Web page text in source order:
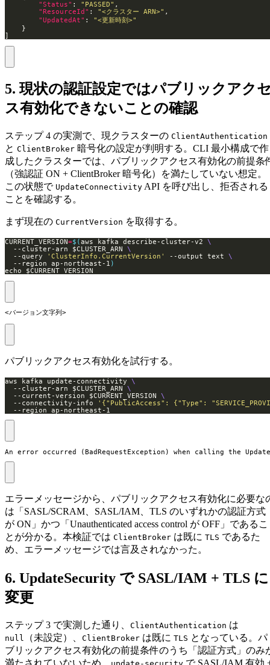
"Status" : "PASSED"
"ResourceId" : "<クラスター ARN>"
"UpdatedAt" : "<更新時刻>"
]
5. 現状の認証設定ではパブリックアク
ス有効化できないことの確認
ステップ 4 の実測で、現クラスターの ClientAuthentication
と ClientBroker 暗号化の設定が判明する。CLI 最小構成で作
成したクラスターでは、パブリックアクセス有効化の前提条
（強認証 ON + ClientBroker 暗号化）を満たしていない想定。
この状態で UpdateConnectivity API を呼び出し、拒否される
ことを確認する。
まず現在の CurrentVersion を取得する。
CURRENT_VERSION=$( aws kafka describe-cluster-v2
  --cluster-arn $CLUSTER_ARN
  --query
'ClusterInfo.CurrentVersion' --output text
  --region ap-northeast-1
)
echo $CURRENT_VERSION
<バージョン文字列>
パブリックアクセス有効化を試行する。
aws kafka update-connectivity
  --cluster-arn $CLUSTER_ARN
  --current-version $CURRENT_VERSION
  --connectivity-info
'{"PublicAccess": {"Type":
  --region ap-northeast-1
An error occurred (BadRequestException) when calling the
エラーメッセージから、パブリックアクセス有効化に必要な
は「SASL/SCRAM、SASL/IAM、TLS のいずれかの認証方式
が ON」かつ「Unauthenticated access control が OFF」であるこ
とが分かる。本検証では ClientBroker は既に TLS であるた
め、エラーメッセージでは言及されなかった。
6. UpdateSecurity で SASL/IAM + TLS に
変更
ステップ 3 で実測した通り、 ClientAuthentication は
null （未設定）、 ClientBroker は既に TLS となっている。パ
ブリックアクセス有効化の前提条件のうち「認証方式」のみ